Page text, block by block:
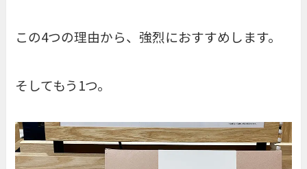
この4つの理由から、強烈におすすめします。
そしてもう1つ。